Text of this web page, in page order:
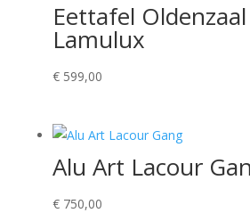
Eettafel
Lamulux
€599,00
Alu Art Lacour
€750,00